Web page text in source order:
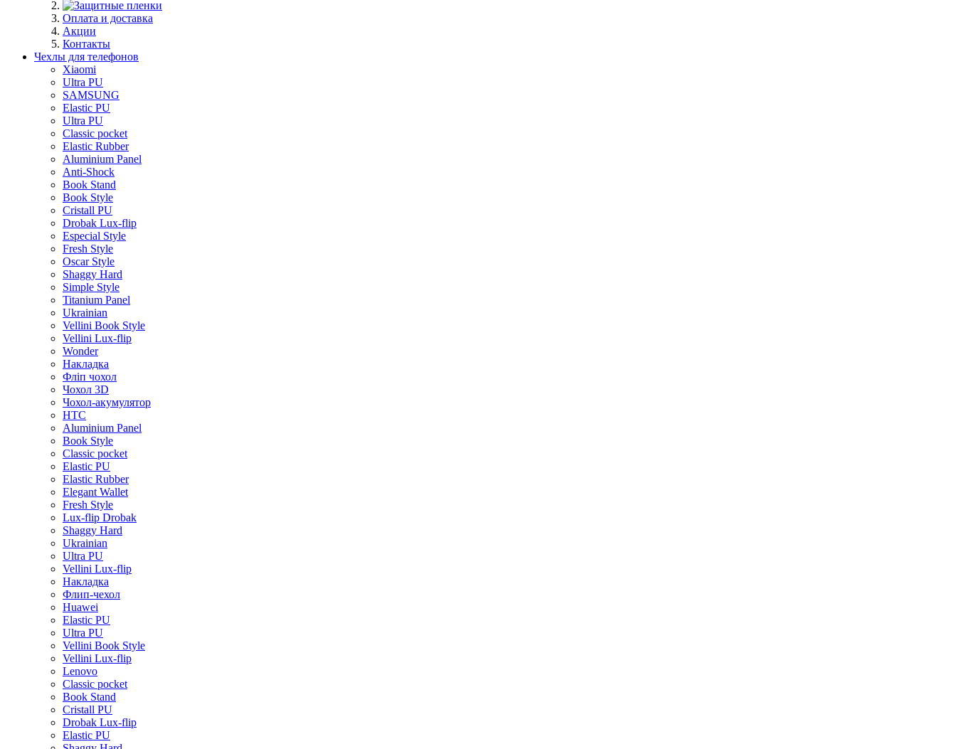
Оплата и доставка
Акции
Контакты
Чехлы для телефонов
Xiaomi
Ultra PU
SAMSUNG
Elastic PU
Ultra PU
Classic pocket
Elastic Rubber
Aluminium Panel
Anti-Shock
Book Stand
Book Style
Cristall PU
Drobak Lux-flip
Especial Style
Fresh Style
Oscar Style
Shaggy Hard
Simple Style
Titanium Panel
Ukrainian
Vellini Book Style
Vellini Lux-flip
Wonder
Накладка
Фліп чохол
Чохол 3D
Чохол-акумулятор
HTC
Aluminium Panel
Book Style
Classic pocket
Elastic PU
Elastic Rubber
Elegant Wallet
Fresh Style
Lux-flip Drobak
Shaggy Hard
Ukrainian
Ultra PU
Vellini Lux-flip
Накладка
Флип-чехол
Huawei
Elastic PU
Ultra PU
Vellini Book Style
Vellini Lux-flip
Lenovo
Classic pocket
Book Stand
Cristall PU
Drobak Lux-flip
Elastic PU